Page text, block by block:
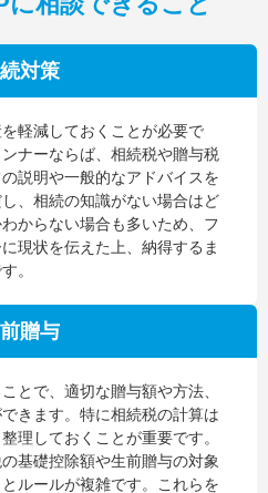
対策
軽減しておくことが必要で
ナーならば、相続税や贈与税
説明や一般的なアドバイスを
、相続の知識がない場合はど
からない場合も多いため、フ
現状を伝えた上、納得するま
。
贈与
とで、適切な贈与額や方法、
きます。特に相続税の計算は
理しておくことが重要です。
基礎控除額や生前贈与の対象
ルールが複雑です。これらを